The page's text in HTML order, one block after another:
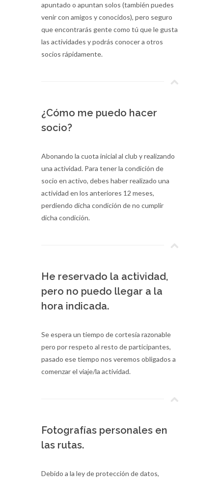
apuntado o apuntan solos (también puedes
venir con amigos y conocidos), pero seguro
que encontrarás gente como tú que le gusta
las actividades y podrás conocer a otros
socios rápidamente.
¿Cómo me puedo hacer
socio?
Abonando la cuota inicial al club y realizando
una actividad. Para tener la condición de
socio en activo, debes haber realizado una
actividad en los anteriores 12 meses,
perdiendo dicha condición de no cumplir
dicha condición.
He reservado la actividad,
pero no puedo llegar a la
hora indicada.
Se espera un tiempo de cortesía razonable
pero por respeto al resto de participantes,
pasado ese tiempo nos veremos obligados a
comenzar el viaje/la actividad.
Fotografías personales en
las rutas.
Debido a la ley de protección de datos,